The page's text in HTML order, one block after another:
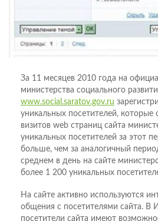
За 11 месяцев 2010 года на
министерства социального
www.social.saratov.gov.ru
уникальных посетителей,
визитов web страниц сайта
уникальных посетителей за этот
больше, чем за аналогичный
среднем в день на сайте
более 1 200 уникальных
На сайте активно используются
общения с посетителями сайта. В
посетители сайта имеют